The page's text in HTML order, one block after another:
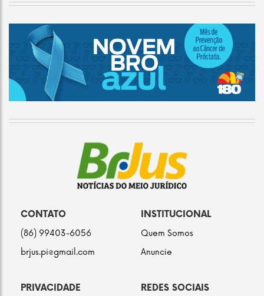
CONTATO
(86) 99403-6056
brjus.pi@gmail.com
INSTITUCIONAL
Quem Somos
Anuncie
PRIVACIDADE REDES SOCIAIS